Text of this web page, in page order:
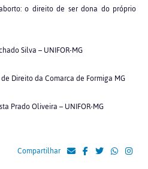
o direito de ser dona do próprio
Silva – UNIFOR-MG
Direito da Comarca de Formiga MG
Prado Oliveira – UNIFOR-MG
Compartilhar